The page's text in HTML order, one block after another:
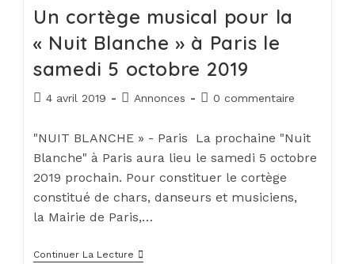
Un cortège musical pour la
« Nuit Blanche » à Paris le
samedi 5 octobre 2019
4 avril 2019 Annonces 0 commentaire
"NUIT BLANCHE » - Paris La prochaine "Nuit
Blanche" à Paris aura lieu le samedi 5 octobre
2019 prochain. Pour constituer le cortège
constitué de chars, danseurs et musiciens,
la Mairie de Paris,…
Continuer La Lecture